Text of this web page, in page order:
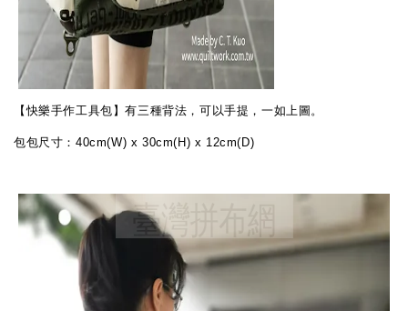
【快樂手作工具包】有三種背法，可以手提，一如上圖。
包包尺寸：40cm(W) x 30cm(H) x 12cm(D)